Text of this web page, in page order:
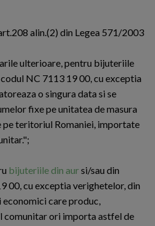
alin.(2) din Legea 571/2003
ulterioare, pentru bijuteriile
NC 7113 19 00, cu exceptia
o singura data si se
fixe pe unitatea de masura
teritoriul Romaniei, importate
bijuteriile din aursi/sau din
00, cu exceptia verighetelor, din
care produc,
ori importa astfel de